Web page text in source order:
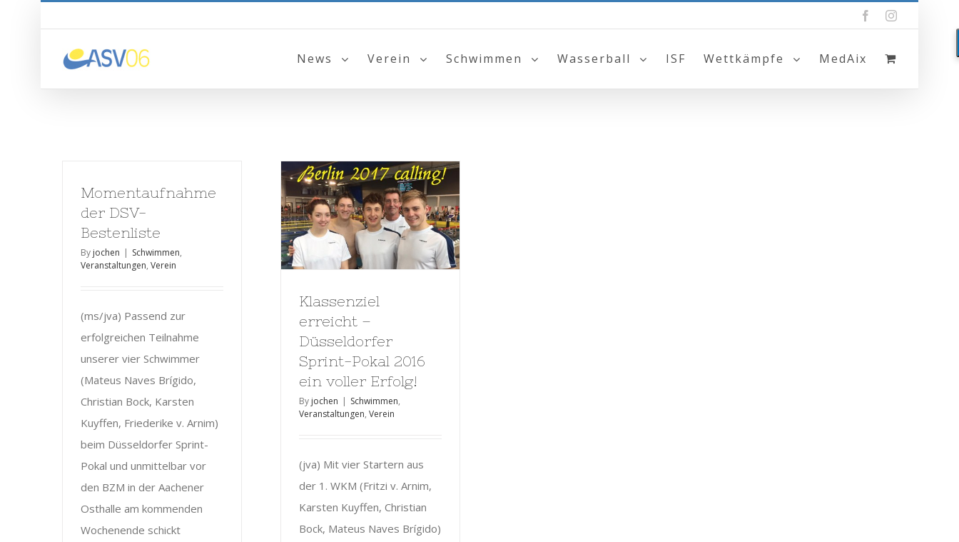
FacebookInstagram
News Verein Schwimmen Wasserball ISF Wettkämpfe MedAix
Momentaufnahme
der DSV-
Bestenliste
By jochen | Schwimmen,
Veranstaltungen, Verein
(ms/jva) Passend zur
erfolgreichen Teilnahme
unserer vier Schwimmer
(Mateus Naves Brígido,
Christian Bock, Karsten
Kuyffen, Friederike v. Arnim)
beim Düsseldorfer Sprint-
Pokal und unmittelbar vor
den BZM in der Aachener
Osthalle am kommenden
Wochenende schickt
Klassenziel
erreicht –
Düsseldorfer
Sprint-Pokal 2016
ein voller Erfolg!
By jochen | Schwimmen,
Veranstaltungen, Verein
(jva) Mit vier Startern aus
der 1. WKM (Fritzi v. Arnim,
Karsten Kuyffen, Christian
Bock, Mateus Naves Brígido)